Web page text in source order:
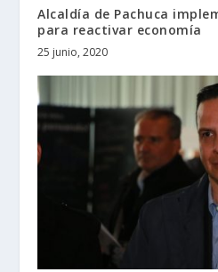
Alcaldía de Pachuca
para reactivar economía
25 junio, 2020